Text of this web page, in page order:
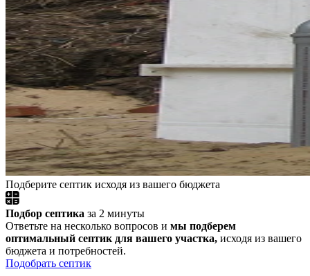
Подберите септик исходя из вашего бюджета
Подбор септика за 2 минуты
Ответьте на несколько вопросов и мы подберем
оптимальный септик для вашего участка, исходя из вашего
бюджета и потребностей.
Подобрать септик